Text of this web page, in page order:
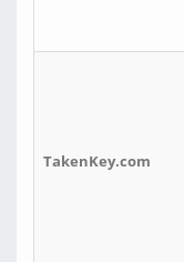
TakenKey.com